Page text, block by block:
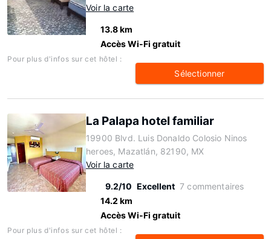
Voir la carte
13.8 km
Accès Wi-Fi gratuit
Pour plus d'infos sur cet hôtel :
Sélectionner
La Palapa hotel familiar
19900 Blvd. Luis Donaldo Colosio Ninos
heroes, Mazatlán, 82190, MX
Voir la carte
9.2/10 Excellent 7 commentaires
14.2 km
Accès Wi-Fi gratuit
Pour plus d'infos sur cet hôtel :